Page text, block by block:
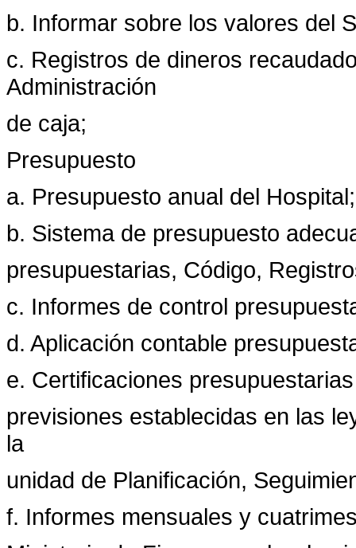
b. Informar sobre los valores del
c. Registros de dineros
Administración
de caja;
Presupuesto
a. Presupuesto anual del Hospital;
b. Sistema de presupuesto
presupuestarias, Código,
c. Informes de control
d. Aplicación contable
e. Certificaciones
previsiones establecidas en las
la
unidad de Planificación,
f. Informes mensuales y